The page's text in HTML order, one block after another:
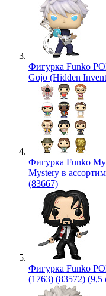
Фигурка Funko
Gojo (Hidden
Фигурка Funko
Mystery в
(83667)
Фигурка Funko
(1763) (83572) (9,5